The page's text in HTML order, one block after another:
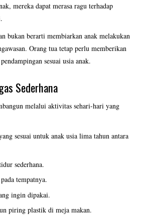
mereka dapat merasa ragu terhadap
bukan berarti membiarkan anak melakukan
Orang tua tetap perlu memberikan
sesuai usia anak.
Sederhana
melalui aktivitas sehari-hari yang
sesuai untuk anak usia lima tahun antara
sederhana.
tempatnya.
ingin dipakai.
piring plastik di meja makan.